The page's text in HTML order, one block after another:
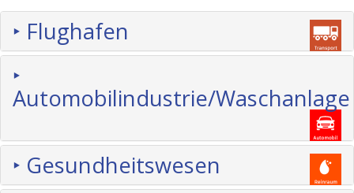
‣ Flughafen
‣
Automobilindustrie/Waschanlage
‣ Gesundheitswesen